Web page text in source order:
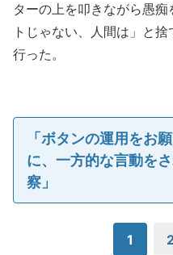
ターの上を叩きながら愚
トじゃない、人間は」と
行った。
「ボタンの運用をお
に、一方的な言動を
察」
1